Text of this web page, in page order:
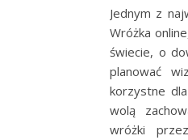
Jednym z
Wróżka
świecie, o
planować
korzystne
wolą
wróżki